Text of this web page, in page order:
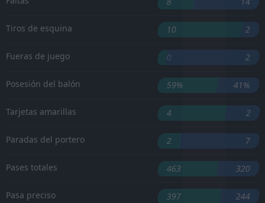
Tiros de esquina 10 2
Fueras de juego 0 2
Posesión del balón 59% 41%
Tarjetas amarillas 4 2
Paradas del portero 2 7
Pases totales 463 320
Pasa preciso 397 244